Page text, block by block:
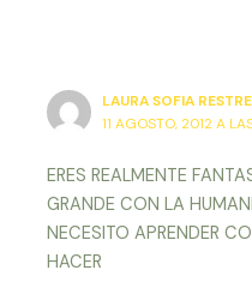
LAURA SOFIA
11 AGOSTO, 2012 A
ERES REALMENTE
GRANDE CON LA
NECESITO APRENDER
HACER